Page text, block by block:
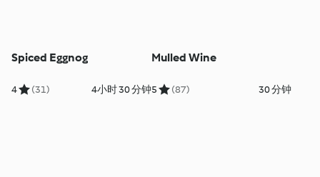
Spiced Eggnog
4 (31) 4小时 30 分钟
Mulled Wine
5 (87) 30 分钟